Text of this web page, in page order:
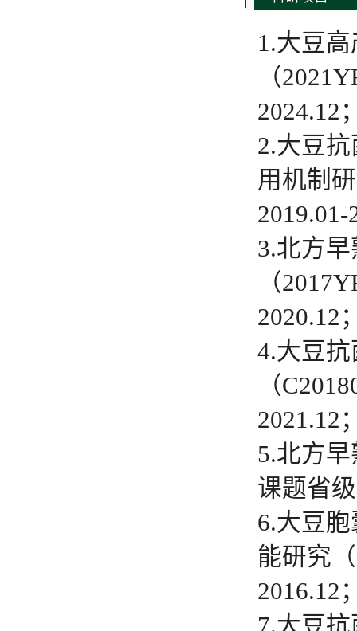
1.大豆
（
2024.12
2.大豆抗
用机制
2019.01-
3.北方
（
2020.12
4.大豆
（
2021.12
5.北方
课题省
6.大豆
能研究
2016.12